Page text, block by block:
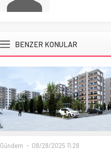
BENZER KONULAR
Gündem 08/28/2025 11:28